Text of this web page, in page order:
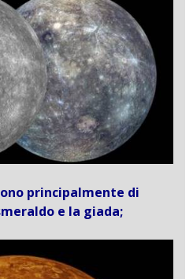
principalmente di
e la giada;